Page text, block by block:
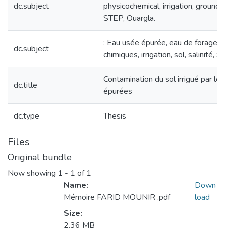
dc.subject
physicochemical, irrigation, ground
STEP, Ouargla.
dc.subject
: Eau usée épurée, eau de forage,
chimiques, irrigation, sol, salinité,
dc.title
Contamination du sol irrigué par
épurées
dc.type Thesis
Files
Original bundle
Now showing 1 - 1 of 1
Name:
Mémoire FARID MOUNIR .pdf
Size:
2.36 MB
Down
load